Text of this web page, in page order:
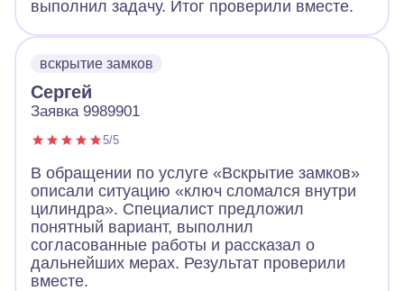
выполнил задачу. Итог проверили вместе.
вскрытие замков
Сергей
Заявка 9989901
5/5
В обращении по услуге «Вскрытие замков»
описали ситуацию «ключ сломался внутри
цилиндра». Специалист предложил
понятный вариант, выполнил
согласованные работы и рассказал о
дальнейших мерах. Результат проверили
вместе.